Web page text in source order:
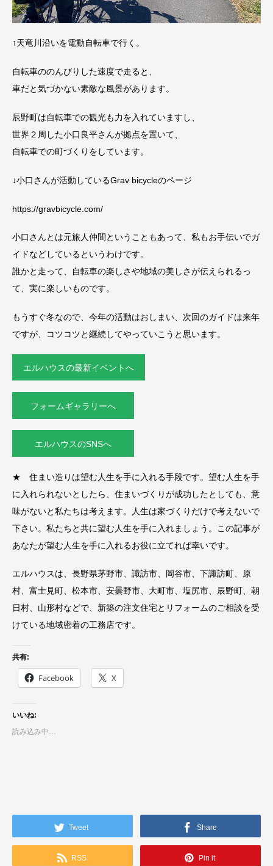
↑天竜川沿いを電動自転車で行く。
自転車ののんびりした速度で走ると、
車だと気づかない素敵な風景があります。
辰野町は自転車での観光も力を入れていますし、
世界２周した小口良平さんが拠点を置いて、
自転車での町づくりをしています。
↓小口さんが活動しているGrav bicycleのページ
https://gravbicycle.com/
小口さんとは元旅人仲間ということもあって、私もお手伝いでガ
イドなどしているというわけです。
誰かと走って、自転車の楽しさや地域の美しさが伝えられるっ
て、実に楽しいものです。
もうすぐ冬なので、今年の活動はおしまい、次回のガイドは来年
ですが、コツコツと継続してやっていこうと思います。
エルハウスの最新イベントへ
フォームギャラリーへ
エルハウスのSNSへ
★ 住まい造りは望む人生を手に入れる手段です。望む人生を手
に入れられないとしたら、住まいづくりが成功したとしても、意
味がないと私たちは考えます。人生は家づくりだけで考えないで
下さい。私たちと共に望む人生を手に入れましょう。この記事が
あなたが望む人生を手に入れるお役に立てれば幸いです。
エルハウスは、長野県茅野市、諏訪市、岡谷市、下諏訪町、原
村、富士見町、松本市、安曇野市、大町市、塩尻市、辰野町、朝
日村、山形村などで、新築の注文住宅とリフォームのご相談を受
けている地域密着の工務店です。
共有:
Facebook X
いいね:
読み込み中…
Tweet Share
RSS Pin it